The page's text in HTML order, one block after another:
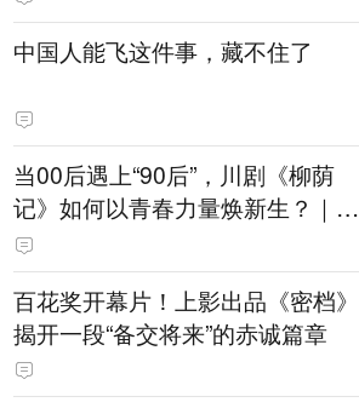
中国人能飞这件事，藏不住了
当00后遇上“90后”，川剧《柳荫
记》如何以青春力量焕新生？｜文
化观察
百花奖开幕片！上影出品《密档》
揭开一段“备交将来”的赤诚篇章